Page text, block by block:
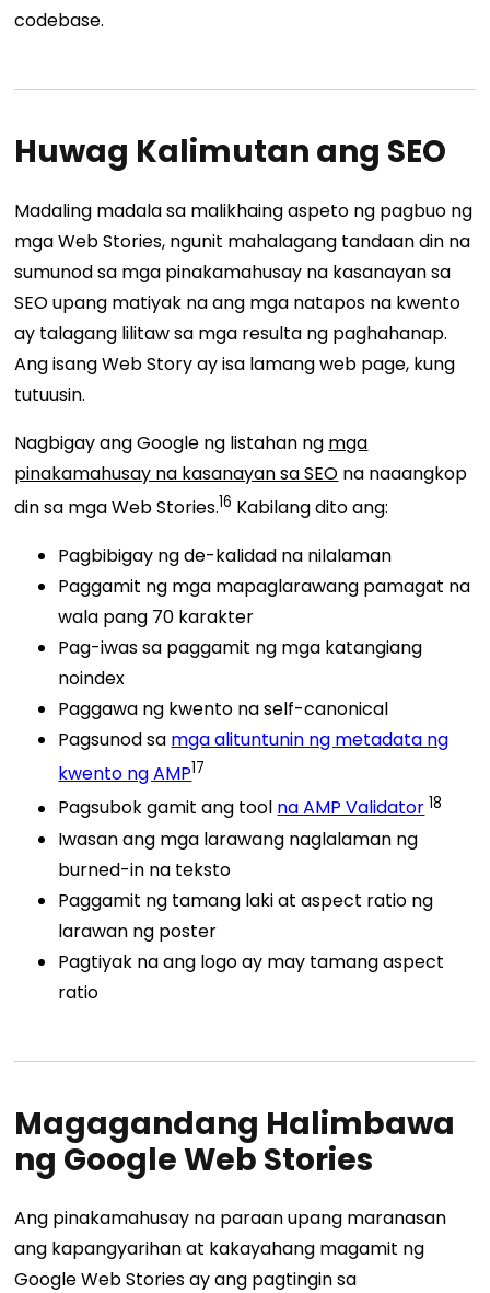
codebase.
Huwag Kalimutan ang SEO
Madaling madala sa malikhaing aspeto ng pagbuo ng
mga Web Stories, ngunit mahalagang tandaan din na
sumunod sa mga pinakamahusay na kasanayan sa
SEO upang matiyak na ang mga natapos na kwento
ay talagang lilitaw sa mga resulta ng paghahanap.
Ang isang Web Story ay isa lamang web page, kung
tutuusin.
Nagbigay ang Google ng listahan ng mga
pinakamahusay na kasanayan sa SEO na naaangkop
din sa mga Web Stories.16 Kabilang dito ang:
Pagbibigay ng de-kalidad na nilalaman
Paggamit ng mga mapaglarawang pamagat na
wala pang 70 karakter
Pag-iwas sa paggamit ng mga katangiang
noindex
Paggawa ng kwento na self-canonical
Pagsunod sa mga alituntunin ng metadata ng
kwento ng AMP17
Pagsubok gamit ang toolna AMP Validator 18
Iwasan ang mga larawang naglalaman ng
burned-in na teksto
Paggamit ng tamang laki at aspect ratio ng
larawan ng poster
Pagtiyak na ang logo ay may tamang aspect
ratio
Magagandang Halimbawa
ng Google Web Stories
Ang pinakamahusay na paraan upang maranasan
ang kapangyarihan at kakayahang magamit ng
Google Web Stories ay ang pagtingin sa